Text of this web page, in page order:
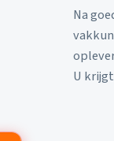
Na
U